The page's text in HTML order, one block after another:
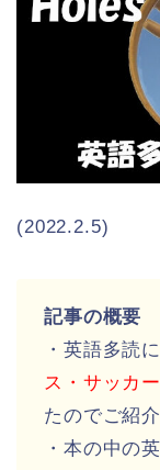
(2022.2.5)
記事の概要
・英語多読
ス・サッカ
たのでご紹
・本の中の